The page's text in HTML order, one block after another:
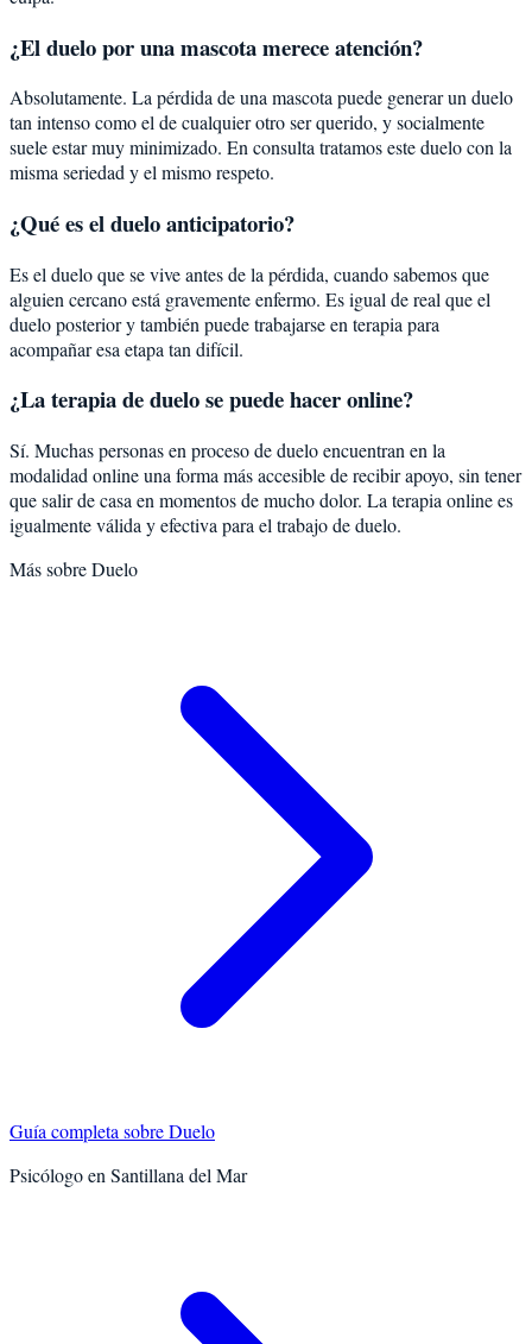
¿El duelo por una mascota merece atención?
Absolutamente. La pérdida de una mascota puede generar un duelo
tan intenso como el de cualquier otro ser querido, y socialmente
suele estar muy minimizado. En consulta tratamos este duelo con la
misma seriedad y el mismo respeto.
¿Qué es el duelo anticipatorio?
Es el duelo que se vive antes de la pérdida, cuando sabemos que
alguien cercano está gravemente enfermo. Es igual de real que el
duelo posterior y también puede trabajarse en terapia para
acompañar esa etapa tan difícil.
¿La terapia de duelo se puede hacer online?
Sí. Muchas personas en proceso de duelo encuentran en la
modalidad online una forma más accesible de recibir apoyo, sin tener
que salir de casa en momentos de mucho dolor. La terapia online es
igualmente válida y efectiva para el trabajo de duelo.
Más sobreDuelo
Guía completa sobreDuelo
Psicólogo en Santillana del Mar